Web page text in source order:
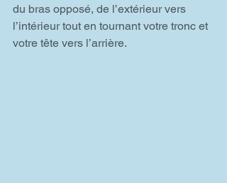
du bras opposé, de l’extérieur vers
l’intérieur tout en tournant votre tronc et
votre tête vers l’arrière.